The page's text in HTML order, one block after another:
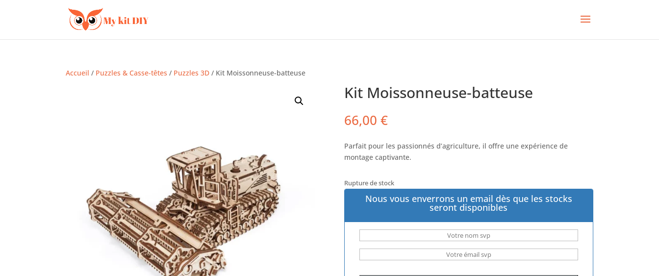
Accueil / Puzzles & Casse-têtes / Puzzles 3D / Kit Moissonneuse-batteuse
Kit Moissonneuse-batteuse
66,00 €
Parfait pour les passionnés d’agriculture, il offre une expérience de
montage captivante.
Rupture de stock
Nous vous enverrons un email dès que les stocks
seront disponibles